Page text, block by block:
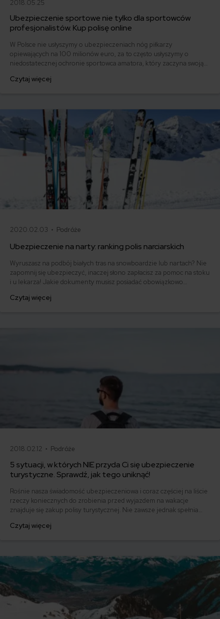
2018.05.25
Ubezpieczenie sportowe nie tylko dla sportowców
profesjonalistów. Kup polisę online
W Polsce nie usłyszymy o ubezpieczeniach nóg piłkarzy
opiewających na 100 milionów euro, za to często usłyszymy o
niedostatecznej ochronie sportowca amatora, który zaczyna swoją
polisą zarówno dla profesjonalisty, jak i amatora, powstają nawet
Czytaj więcej
2020.02.03 • Podróże
Ubezpieczenie na narty: ranking polis narciarskich
Wyruszasz na podbój białych tras na snowboardzie lub nartach? Nie
zapomnij się ubezpieczyć, inaczej słono zapłacisz za pomoc na stoku
i u lekarza! Jakie dokumenty musisz posiadać obowiązkowo
Prześwietlamy ubezpieczenie na narty w różnych towarzystwach!
Czytaj więcej
2018.02.12 • Podróże
5 sytuacji, w których NIE przyda Ci się ubezpieczenie
turystyczne. Sprawdź, jak tego uniknąć!
Rośnie nasza świadomość ubezpieczeniowa i coraz częściej na liście
rzeczy koniecznych do zrobienia przed wyjazdem na wakacje
znajduje się zakup polisy turystycznej. Nie zawsze jednak spełnia
ubezpieczenie turystyczne okaże się bezużyteczne. Sprawdź, jak
Czytaj więcej